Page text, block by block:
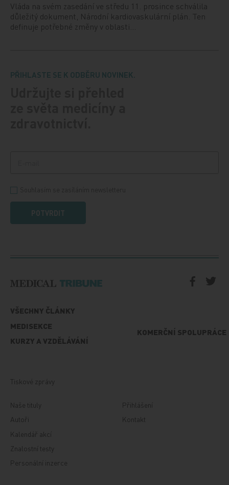
Vláda na svém zasedání ve středu 11. prosince schválila
důležitý dokument, Národní kardiovaskulární plán. Ten
definuje potřebné změny v oblasti…
PŘIHLASTE SE K ODBĚRU NOVINEK.
POTVRDIT
VŠECHNY ČLÁNKY
MEDISEKCE
KURZY A VZDĚLÁVÁNÍ
KOMERČNÍ SPOLUPRÁCE
Tiskové zprávy
Naše tituly
Autoři
Kalendář akcí
Znalostní testy
Personální inzerce
Přihlášení
Kontakt